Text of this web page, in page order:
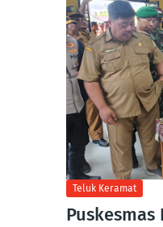
Teluk Keramat